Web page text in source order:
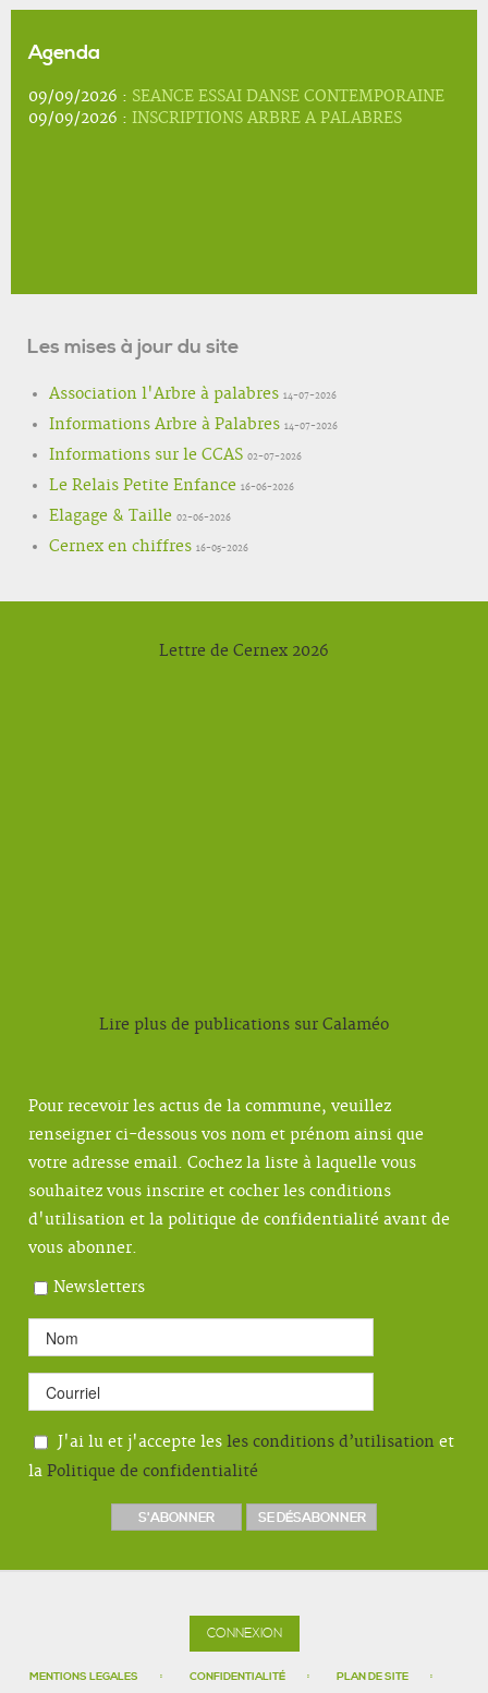
Agenda
09/09/2026 : SEANCE ESSAI DANSE CONTEMPORAINE
09/09/2026 : INSCRIPTIONS ARBRE A PALABRES
Les mises à jour du site
Association l'Arbre à palabres 14-07-2026
Informations Arbre à Palabres 14-07-2026
Informations sur le CCAS 02-07-2026
Le Relais Petite Enfance 16-06-2026
Elagage & Taille 02-06-2026
Cernex en chiffres 16-05-2026
Lettre de Cernex 2026
Lire plus de publications sur Calaméo
Pour recevoir les actus de la commune, veuillez
renseigner ci-dessous vos nom et prénom ainsi que
votre adresse email. Cochez la liste à laquelle vous
souhaitez vous inscrire et cocher les conditions
d'utilisation et la politique de confidentialité avant de
vous abonner.
Newsletters
J'ai lu et j'accepte les les conditions d’utilisation et
la Politique de confidentialité
CONNEXION
MENTIONS LEGALES CONFIDENTIALITÉ PLAN DE SITE